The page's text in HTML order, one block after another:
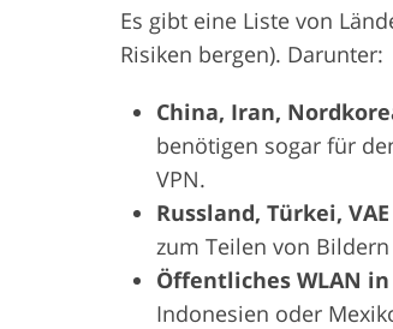
Es gibt eine Liste von
Risiken bergen). Darunter:
China, Iran,
benötigen sogar für
VPN.
Russland, Türkei, VAE
zum Teilen von
Öffentliches WLAN
Indonesien oder